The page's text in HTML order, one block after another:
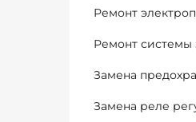
Ремонт
Ремонт системы
Замена
Замена реле